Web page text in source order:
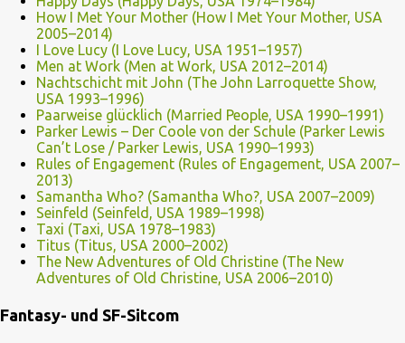
How I Met Your Mother (How I Met Your Mother, USA
2005–2014)
I Love Lucy (I Love Lucy, USA 1951–1957)
Men at Work (Men at Work, USA 2012–2014)
Nachtschicht mit John (The John Larroquette Show,
USA 1993–1996)
Paarweise glücklich (Married People, USA 1990–1991)
Parker Lewis – Der Coole von der Schule (Parker Lewis
Can’t Lose / Parker Lewis, USA 1990–1993)
Rules of Engagement (Rules of Engagement, USA 2007–
2013)
Samantha Who? (Samantha Who?, USA 2007–2009)
Seinfeld (Seinfeld, USA 1989–1998)
Taxi (Taxi, USA 1978–1983)
Titus (Titus, USA 2000–2002)
The New Adventures of Old Christine (The New
Adventures of Old Christine, USA 2006–2010)
Fantasy- und SF-Sitcom